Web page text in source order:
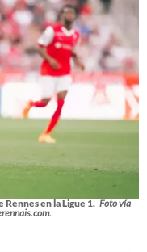
en la Ligue 1. Foto vía